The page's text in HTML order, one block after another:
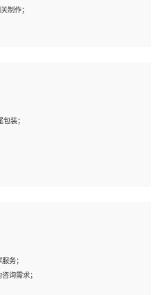
制作；
装；
练掌握视频剪辑和特效包装软件；
提高自我；
务；
询需求；